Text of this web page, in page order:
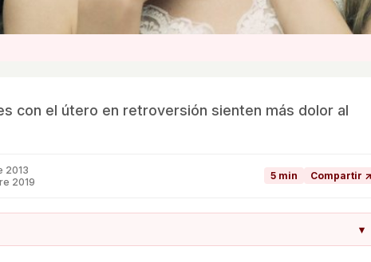
con el útero en retroversión sienten más dolor al
2013
2019
5 min Compartir ↗
▾